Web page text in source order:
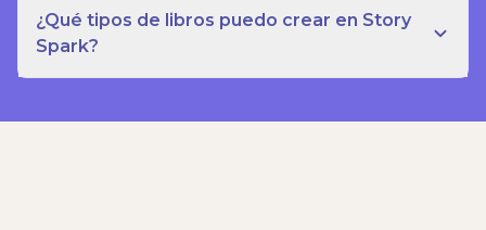
¿Qué tipos de libros puedo crear en Story
Spark?